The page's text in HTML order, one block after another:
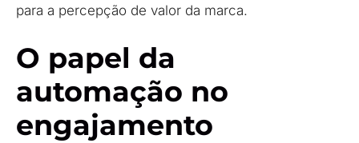
para a percepção de valor da marca.
O papel da
automação no
engajamento